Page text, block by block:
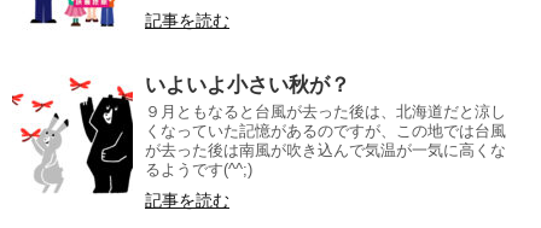
記事を読む
いよいよ小さい秋が？
９月ともなると台風が去った後は、北海道だと涼し
くなっていた記憶があるのですが、この地では台風
が去った後は南風が吹き込んで気温が一気に高くな
るようです(^^;)
記事を読む